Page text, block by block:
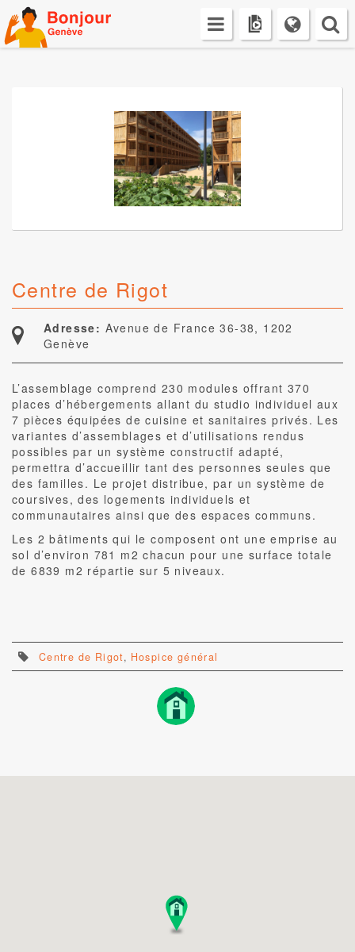
Skip
to
content
Centre de Rigot
Adresse: Avenue de France 36-38, 1202
Genève
L’assemblage comprend 230 modules offrant 370
places d’hébergements allant du studio individuel aux
7 pièces équipées de cuisine et sanitaires privés. Les
variantes d’assemblages et d’utilisations rendus
possibles par un système constructif adapté,
permettra d’accueillir tant des personnes seules que
des familles. Le projet distribue, par un système de
coursives, des logements individuels et
communautaires ainsi que des espaces communs.
Les 2 bâtiments qui le com­posent ont une emprise au
sol d’environ 781 m2 chacun pour une surface totale
de 6839 m2 répartie sur 5 niveaux.
Centre de Rigot, Hospice général